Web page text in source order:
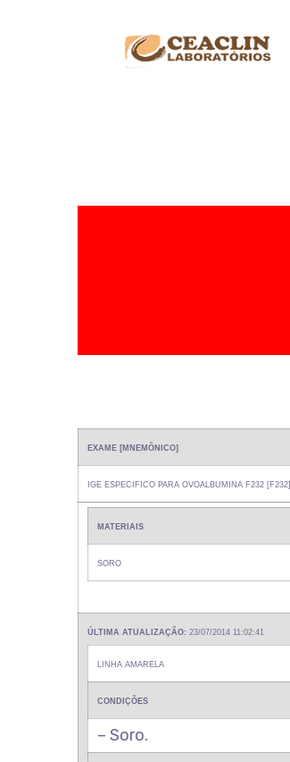
EXAME [MNEMÔNICO]
IGE ESPECIFICO PARA OVOALBUMINA F232 [F232]
MATERIAIS
SORO
ÚLTIMA ATUALIZAÇÃO: 23/07/2014 11:02:41
LINHA AMARELA
CONDIÇÕES
– Soro.